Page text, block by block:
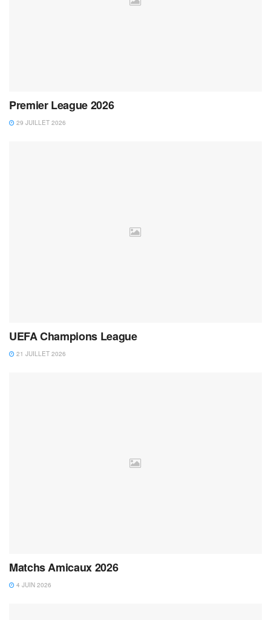
Premier League 2026
29 JUILLET 2026
UEFA Champions League
21 JUILLET 2026
Matchs Amicaux 2026
4 JUIN 2026